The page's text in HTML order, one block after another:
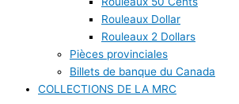
Rouleaux Dollar
Rouleaux 2 Dollars
Pièces provinciales
Billets de banque du Canada
COLLECTIONS DE LA MRC